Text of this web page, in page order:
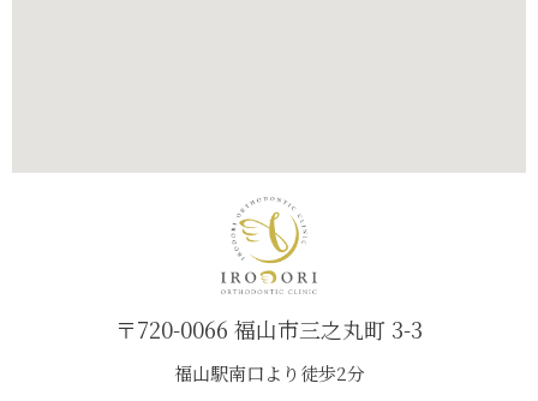
〒720-0066 福山市三之丸町 3-3
福山駅南口より徒歩2分